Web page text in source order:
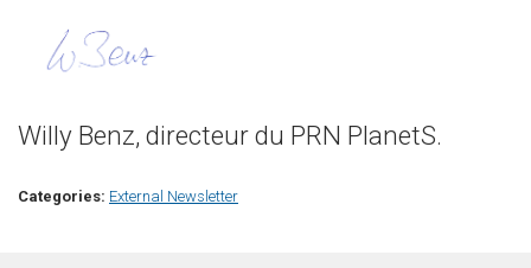
Willy Benz, directeur du PRN PlanetS.
Categories: External Newsletter